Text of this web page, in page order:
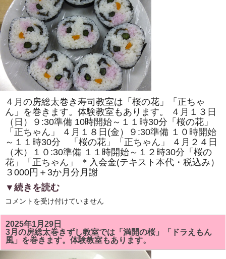
室
で
は
「ト
ロ
ッ
コ
列
車」
「二
つ
の
花」
を
巻
き
ま
す。
体
教
室
も
あ
り
す。
４月の房総太巻き寿司教室は「桜の花」「正ちゃ
ん」を巻きます。体験教室もあります。 ４月１３日
（日）９:30準備 10時開始～１１時30分「桜の花」
「正ちゃん」 ４月１８日(金）９:30準備 １０時開始
～１１時30分 「桜の花」「正ちゃん」 ４月２４日
（木）１０:30準備 １１時開始～１２時30分「桜の
花」「正ちゃん」 ＊入会金(テキスト本代・税込み）
３000円＋3か月分月謝
▼続きを読む
4
の
房
総
太
巻
き
コメントを受け付けていません
2025年1月29日
3月の房総太巻きずし教室では「満開の桜」「ドラえもん
風」を巻きます。体験教室もあります。